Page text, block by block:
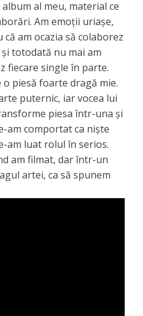
al meu, material ce
Am emoții uriașe,
am ocazia să colaborez
totodată nu mai am
fiecare single în parte.
o piesă foarte dragă mie.
puternic, iar vocea lui
piesa într-una și
am comportat ca niște
am luat rolul în serios.
am filmat, dar într-un
artei, ca să spunem